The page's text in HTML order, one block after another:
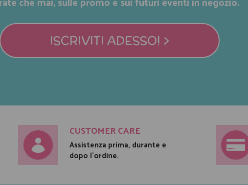
ISCRIVITI ADESSO! >
CUSTOMER CARE
Assistenza prima, durante e
dopo l'ordine.